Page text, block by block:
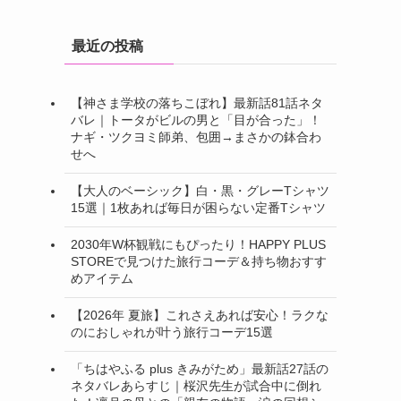
最近の投稿
【神さま学校の落ちこぼれ】最新話81話ネタ
バレ｜トータがビルの男と「目が合った」！
ナギ・ツクヨミ師弟、包囲→まさかの鉢合わ
せへ
【大人のベーシック】白・黒・グレーTシャツ
15選｜1枚あれば毎日が困らない定番Tシャツ
2030年W杯観戦にもぴったり！HAPPY PLUS
STOREで見つけた旅行コーデ＆持ち物おすす
めアイテム
【2026年 夏旅】これさえあれば安心！ラクな
のにおしゃれが叶う旅行コーデ15選
「ちはやふる plus きみがため」最新話27話の
ネタバレあらすじ｜桜沢先生が試合中に倒れ